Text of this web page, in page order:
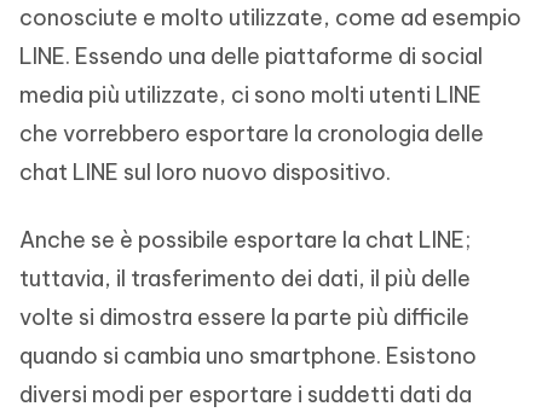
conosciute e molto utilizzate, come ad esempio
LINE. Essendo una delle piattaforme di social
media più utilizzate, ci sono molti utenti LINE
che vorrebbero esportare la cronologia delle
chat LINE sul loro nuovo dispositivo.
Anche se è possibile esportare la chat LINE;
tuttavia, il trasferimento dei dati, il più delle
volte si dimostra essere la parte più difficile
quando si cambia uno smartphone. Esistono
diversi modi per esportare i suddetti dati da